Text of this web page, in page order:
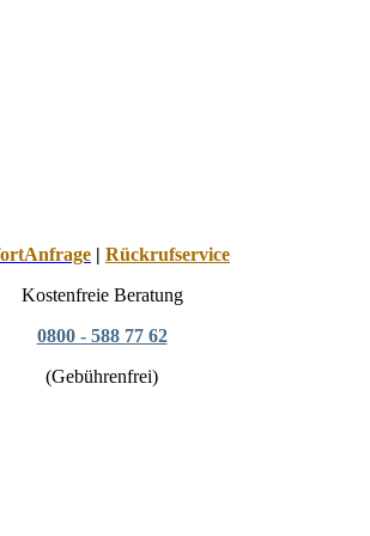
| Rückrufservice
Kostenfreie Beratung
0800 - 588 77 62
(Gebührenfrei)